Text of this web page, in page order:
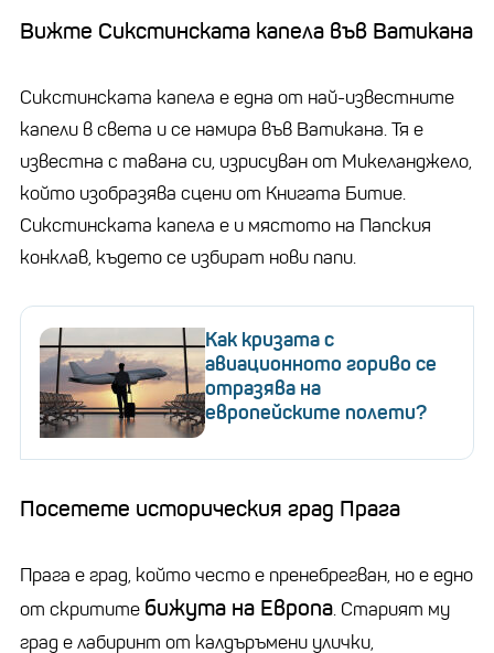
Вижте Сикстинската капела във Ватикана
Сикстинската капела е една от най-известните
капели в света и се намира във Ватикана. Тя е
известна с тавана си, изрисуван от Микеланджело,
който изобразява сцени от Книгата Битие.
Сикстинската капела е и мястото на Папския
конклав, където се избират нови папи.
Как кризата с
авиационното гориво се
отразява на
европейските полети?
Посетете историческия град Прага
Прага е град, който често е пренебрегван, но е едно
от скритите бижута на Европа. Старият му
град е лабиринт от калдъръмени улички,